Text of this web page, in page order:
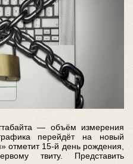
— объём измерения
перейдёт на новый
отметит 15-й день рождения,
твиту. Представить